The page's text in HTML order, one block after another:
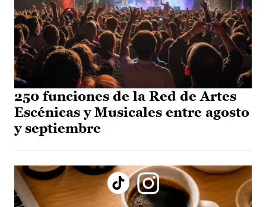
250 funciones de la Red de Artes
Escénicas y Musicales entre agosto
y septiembre